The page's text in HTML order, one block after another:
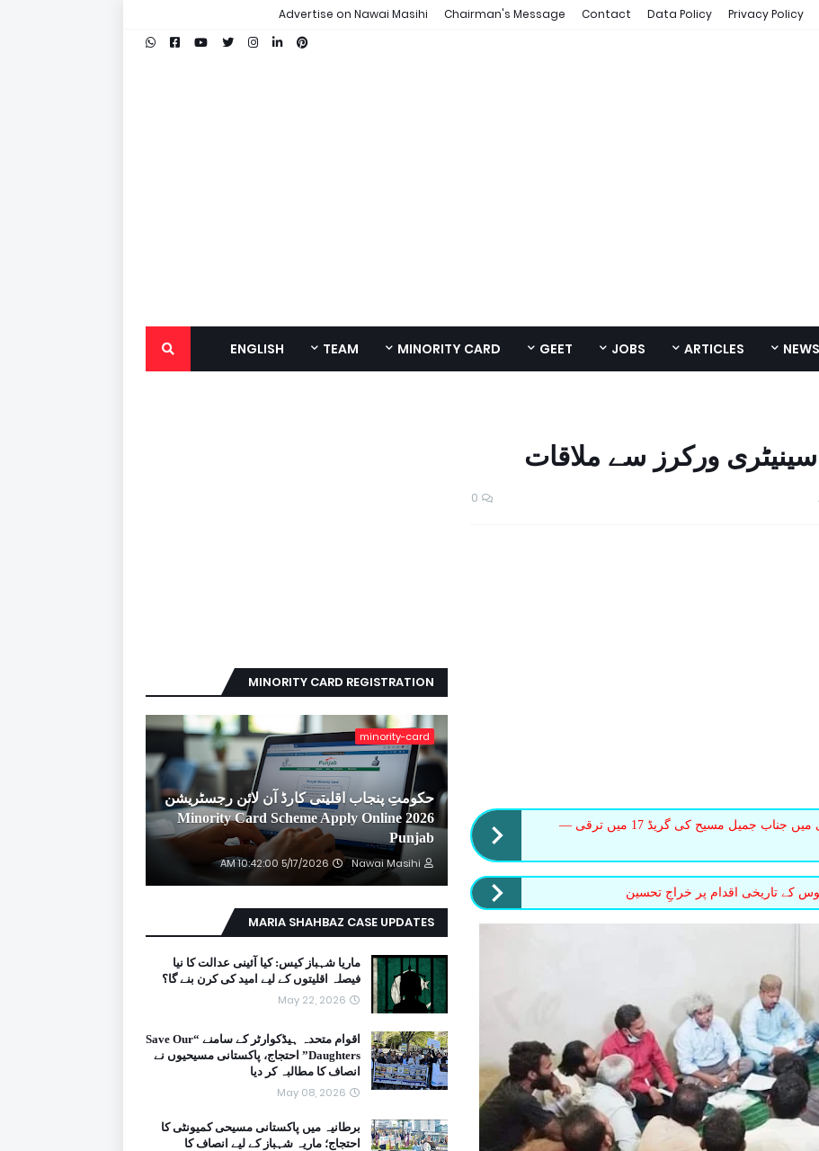
Privacy Policy
Data Policy
Contact
Chairman's Message
Advertise on Nawai Masihi
NEWS
ARTICLES
JOBS
GEET
MINORITY CARD
TEAM
ENGLISH
ورکرز سے ملاقات
0
ڈسٹرکٹ جوڈیشری وہاڑی میں جناب جمیل مسیح کی گریڈ 17 میں ترقی —
کے تاریخی اقدام پر خراجِ تحسین
MINORITY CARD REGISTRATION
minority-card
حکومتِ پنجاب اقلیتی کارڈ آن لائن رجسٹریشن
2026 Minority Card Scheme Apply Online
Punjab
Nawai Masihi
5/17/2026 10:42:00 AM
MARIA SHAHBAZ CASE UPDATES
ماریا شہباز کیس: کیا آئینی عدالت کا نیا
فیصلہ اقلیتوں کے لیے امید کی کرن بنے گا؟
May 22, 2026
اقوام متحدہ ہیڈکوارٹر کے سامنے “Save Our
Daughters” احتجاج، پاکستانی مسیحیوں نے
انصاف کا مطالبہ کر دیا
May 08, 2026
برطانیہ میں پاکستانی مسیحی کمیونٹی کا
احتجاج؛ ماریہ شہباز کے لیے انصاف کا